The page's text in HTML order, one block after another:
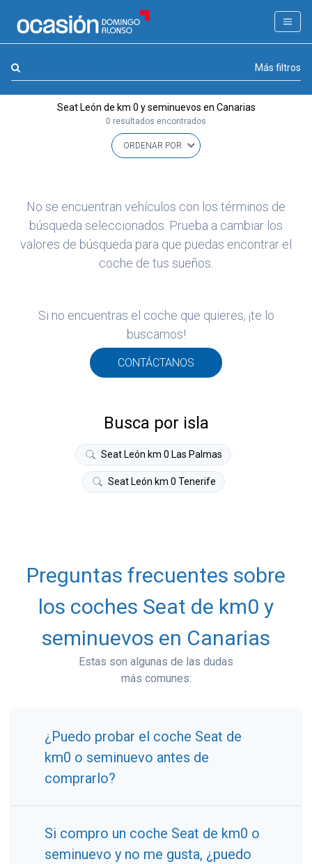
FILTROS
APPROVED
Marca
Modelo (0)
Combustible y cambio (0)
(0)
Más filtros
Seat León de km 0 y seminuevos en Canarias
0 resultados encontrados
No se encuentran vehículos con los términos de
búsqueda seleccionados. Prueba a cambiar los
valores de búsqueda para que puedas encontrar el
coche de tus sueños.
Si no encuentras el coche que quieres, ¡te lo
buscamos!
CONTÁCTANOS
Busca por isla
Seat León km 0 Las Palmas
Seat León km 0 Tenerife
Preguntas frecuentes sobre
los coches Seat de km0 y
seminuevos en Canarias
Estas son algunas de las dudas
más comunes:
¿Puedo probar el coche Seat de
km0 o seminuevo antes de
comprarlo?
Si compro un coche Seat de km0 o
seminuevo y no me gusta, ¿puedo